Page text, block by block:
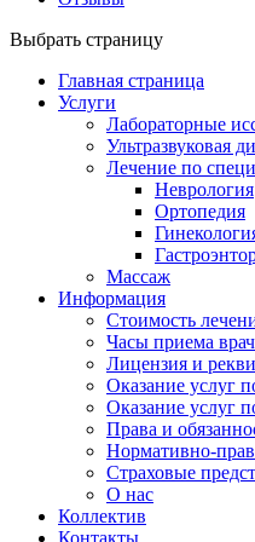
Выбрать страницу
Главная страница
Услуги
Лабораторные
Ультразвуковая
Лечение по
Неврология
Ортопедия
Массаж
Информация
Стоимость
Часы приема
Лицензия и
Оказание услуг
Оказание услуг
Права и
Нормативно-
Страховые
О нас
Коллектив
Контакты